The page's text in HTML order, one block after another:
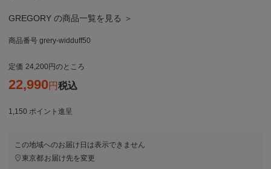
GREGORY の商品一覧を見る ＞
商品番号 grery-widduff50
定価 24,200 のところ
22,990 税込
1,150 ポイント進呈
この地域へのお届け日は表示できません
東京都お届け先を変更